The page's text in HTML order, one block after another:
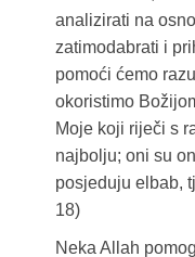
analizirati na
zatimodabrati i
pomoći ćemo
okoristimo
Moje koji riječi s
najbolju; oni su
posjeduju elbab,
18)
Neka Allah